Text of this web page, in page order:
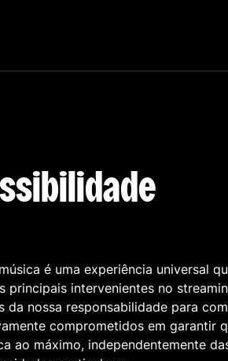
é uma experiência universal
principais intervenientes no
da nossa responsabilidade para
comprometidos em garantir
ao máximo, independentemente